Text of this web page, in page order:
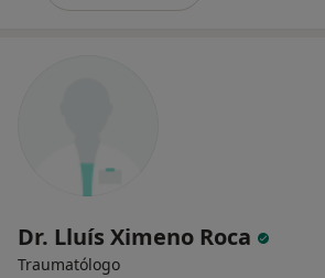
Dr. Lluís Ximeno Roca
Traumatólogo